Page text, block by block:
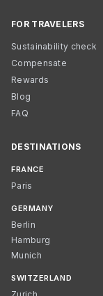
FOR TRAVELERS
Sustainability check
Compensate
Rewards
Blog
FAQ
DESTINATIONS
FRANCE
Paris
GERMANY
Berlin
Hamburg
Munich
SWITZERLAND